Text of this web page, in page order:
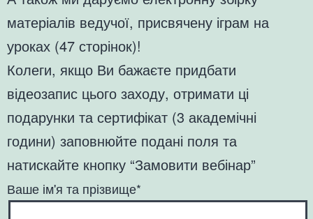
матеріалів ведучої, присвячену іграм на
уроках (47 сторінок)!
Колеги, якщо Ви бажаєте придбати
відеозапис цього заходу, отримати ці
подарунки та сертифікат (3 академічні
години) заповнюйте подані поля та
натискайте кнопку “Замовити вебінар”
Ваше ім'я та прізвище*